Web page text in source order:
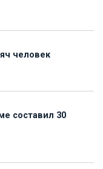
человек
составил 30